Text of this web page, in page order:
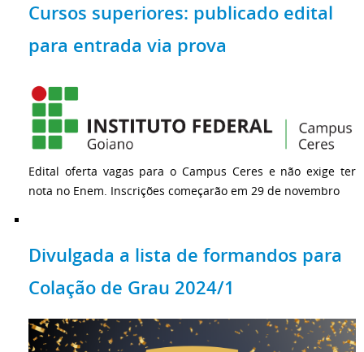
Cursos superiores: publicado edital
para entrada via prova
Edital oferta vagas para o Campus Ceres e não exige ter
nota no Enem. Inscrições começarão em 29 de novembro
Divulgada a lista de formandos para
Colação de Grau 2024/1